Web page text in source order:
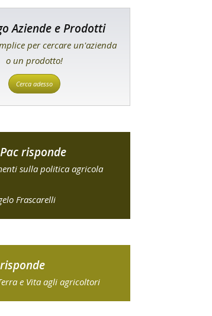
Aziende e Prodotti
per cercare un'azienda
o un prodotto!
Cerca adesso
risponde
sulla politica agricola
Frascarelli
e Vita agli agricoltori